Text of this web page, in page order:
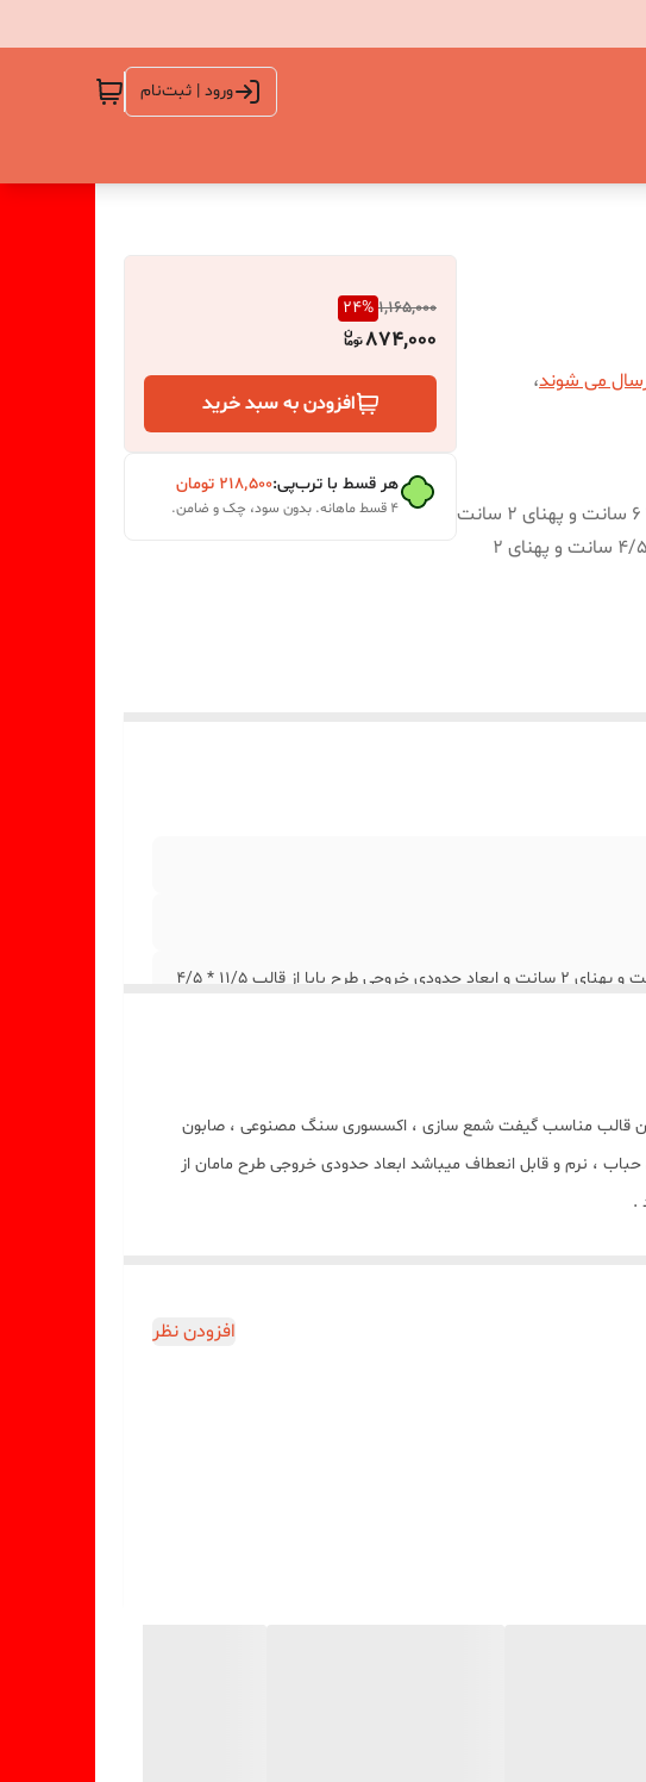
ورود | ثبت‌نام
،
ابعاد حدودی خروجی طرح مامان از قالب 11/5 * 6 سانت و پهنای 2 سانت
و ابعاد حدودی خروجی طرح بابا از قالب 11/5 * 4/5 سانت و پهنای 2
1,165,000
24%
874,000
افزودن به سبد خرید
هر قسط با ترب‌پی:۲۱۸٬۵۰۰ تومان
۴ قسط ماهانه. بدون سود، چک و ضامن.
ابعاد حدودی خروجی طرح مامان از قالب 11/5 * 6 سانت و پهنای 2 سانت و ابعاد حدودی خروجی طرح بابا از قالب 11/5 * 4/5
مدلی جدید ، استثنایی میباشد این قالب مناسب گیفت شمع سازی ، اکسسوری سنگ مصنوعی ، صابون
، نرم و قابل انعطاف میباشد ابعاد حدودی خروجی طرح مامان از
افزودن نظر